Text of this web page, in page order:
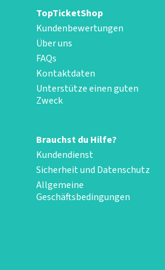
TopTicketShop
Kundenbewertungen
Über uns
FAQs
Kontaktdaten
Unterstütze einen guten
Zweck
Brauchst du Hilfe?
Kundendienst
Sicherheit und Datenschutz
Allgemeine
Geschäftsbedingungen